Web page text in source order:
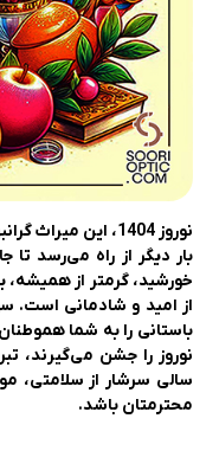
نوروز 1404، این
بار دیگر از راه می‌رسد تا
خورشید، گرمتر از همیشه،
از امید و شادمانی است.
باستانی را به شما
سالی سرشار از سلامتی،
محترمتان باشد.